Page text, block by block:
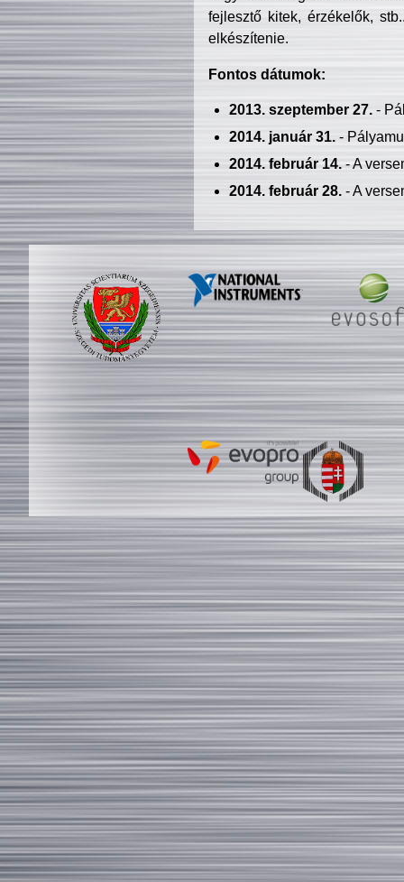
fejlesztő kitek, érzékelők,
elkészítenie.
Fontos dátumok:
2013. szeptember 27.-
2014. január 31.-
2014. február 14.- A
2014. február 28.- A